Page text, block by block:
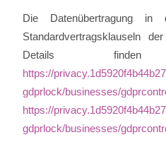
Die Datenübertragung
Standardvertragsklauseln
Details
https://
gdprlock/businesses/
https://
gdprlock/businesses/